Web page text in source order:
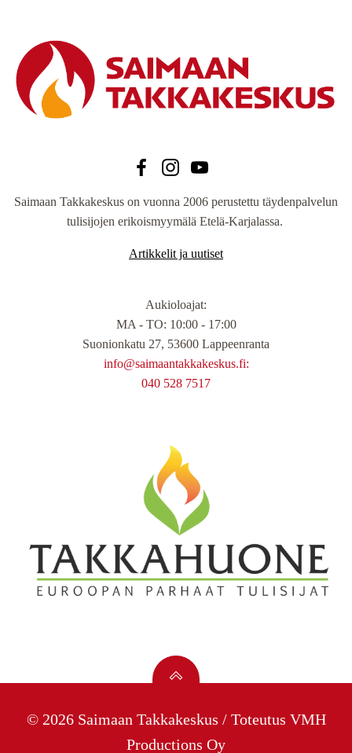
Saimaan Takkakeskus on vuonna 2006 perustettu täydenpalvelun
tulisijojen erikoismyymälä Etelä-Karjalassa.
Artikkelit ja uutiset
Aukioloajat:
MA - TO: 10:00 - 17:00
Suonionkatu 27, 53600 Lappeenranta
info@saimaantakkakeskus.fi:
040 528 7517
© 2026 Saimaan Takkakeskus / Toteutus VMH
Productions Oy